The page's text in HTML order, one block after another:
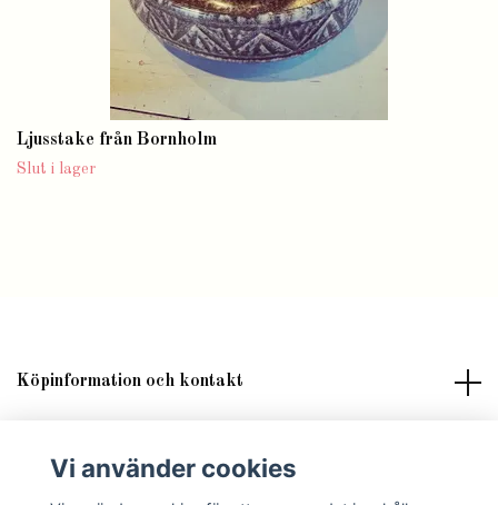
Ljusstake från Bornholm
Slut i lager
Köpinformation och kontakt
Vi använder cookies